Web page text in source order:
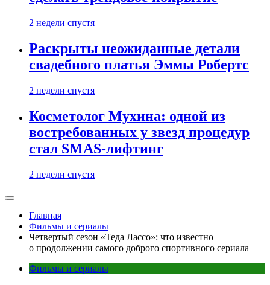
2 недели спустя
Раскрыты неожиданные детали
свадебного платья Эммы Робертс
2 недели спустя
Косметолог Мухина: одной из
востребованных у звезд процедур
стал SMAS-лифтинг
2 недели спустя
Главная
Фильмы и сериалы
Четвертый сезон «Теда Лассо»: что известно
о продолжении самого доброго спортивного сериала
Фильмы и сериалы